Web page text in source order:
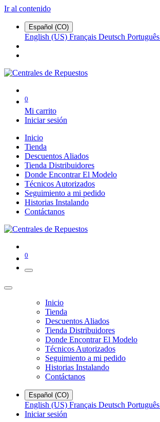
Ir al contenido
Español (CO)
English (US) Français Deutsch Português
0
Mi carrito
Iniciar sesión
Inicio
Tienda
Descuentos Aliados
Tienda Distribuidores
Donde Encontrar El Modelo
Técnicos Autorizados
Seguimiento a mi pedido
Historias Instalando
Contáctanos
0
Inicio
Tienda
Descuentos Aliados
Tienda Distribuidores
Donde Encontrar El Modelo
Técnicos Autorizados
Seguimiento a mi pedido
Historias Instalando
Contáctanos
Español (CO)
English (US) Français Deutsch Português
Iniciar sesión